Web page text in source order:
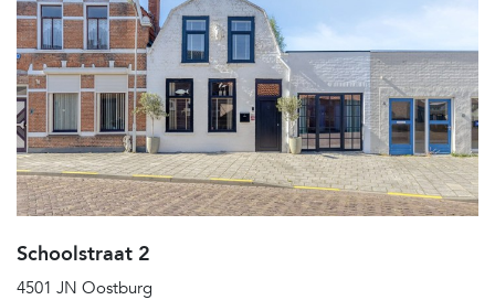
Schoolstraat 2
4501 JN Oostburg